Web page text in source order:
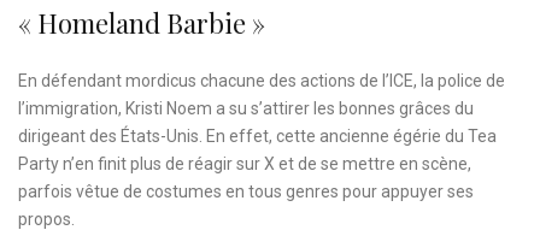
« Homeland Barbie »
En défendant mordicus chacune des actions de l’ICE, la police de
l’immigration, Kristi Noem a su s’attirer les bonnes grâces du
dirigeant des États-Unis. En effet, cette ancienne égérie du Tea
Party n’en finit plus de réagir sur X et de se mettre en scène,
parfois vêtue de costumes en tous genres pour appuyer ses
propos.